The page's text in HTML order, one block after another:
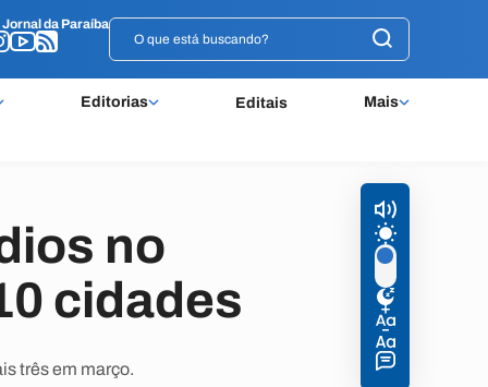
Jornal da Paraíba
Editorias Editais Mais
Jornal da Paraíba
no
cidades
três em março.